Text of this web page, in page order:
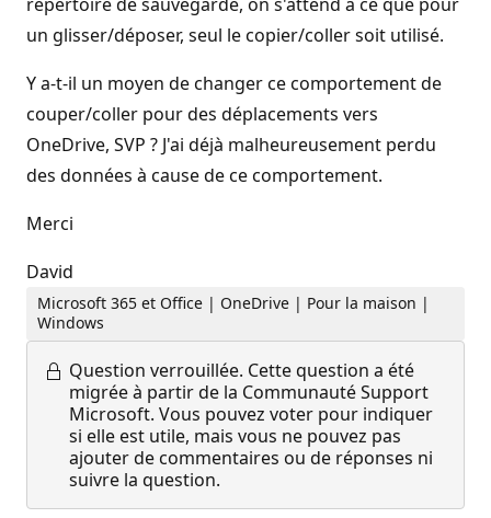
un glisser/déposer, seul le copier/coller soit utilisé.
Y a-t-il un moyen de changer ce comportement de
couper/coller pour des déplacements vers
OneDrive, SVP ? J'ai déjà malheureusement perdu
des données à cause de ce comportement.
Merci
David
Microsoft 365 et Office | OneDrive | Pour la maison |
Windows
Question verrouillée. Cette question a été
migrée à partir de la Communauté Support
Microsoft. Vous pouvez voter pour indiquer
si elle est utile, mais vous ne pouvez pas
ajouter de commentaires ou de réponses ni
suivre la question.